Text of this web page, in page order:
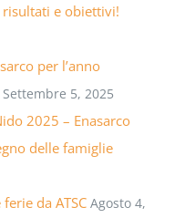
e obiettivi!
per l’anno
Settembre 5, 2025
2025 – Enasarco
delle famiglie
da ATSC Agosto 4,